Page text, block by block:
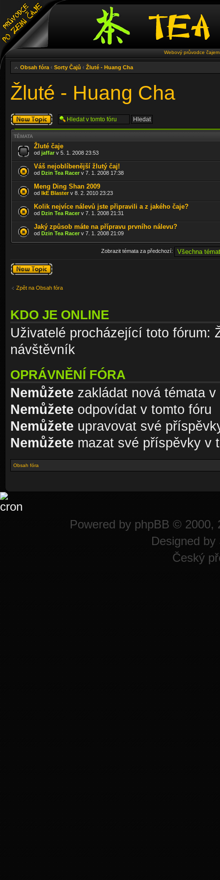
Webový průvodce
Obsah fóra ‹ Sorty Čajů ‹ Žluté - Huang Cha
Žluté - Huang Cha
Odeslat nové
téma
TÉMATA
Žluté čaje
od jaffar v 5. 1. 2008 23:53
Váš nejoblíbenější žlutý čaj!
od Dzin Tea Racer v 7. 1. 2008 17:38
Meng Ding Shan 2009
od IkE Blaster v 8. 2. 2010 23:23
Kolik nejvíce nálevů jste připravili a z jakého čaje?
od Dzin Tea Racer v 7. 1. 2008 21:31
Jaký způsob máte na přípravu prvního nálevu?
od Dzin Tea Racer v 7. 1. 2008 21:09
Zobrazit témata za předchozí:
Odeslat nové
téma
Zpět na Obsah fóra
KDO JE ONLINE
Uživatelé procházející toto fórum:
návštěvník
OPRÁVNĚNÍ FÓRA
Nemůžete zakládat nová témata
Nemůžete odpovídat v tomto fóru
Nemůžete upravovat své
Nemůžete mazat své příspěvky v
Obsah fóra
Powered by phpBB © 2000,
Designed by
Český